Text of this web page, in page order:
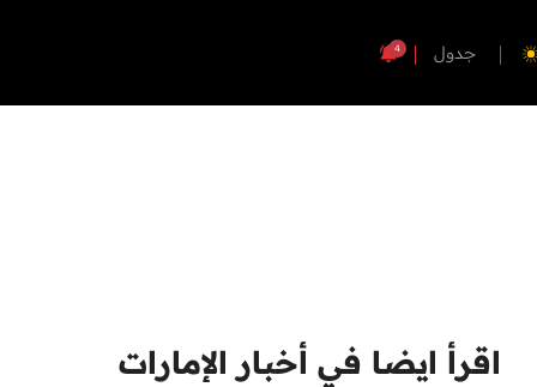
جدول 4
اقرأ ايضا في أخبار الإمارات